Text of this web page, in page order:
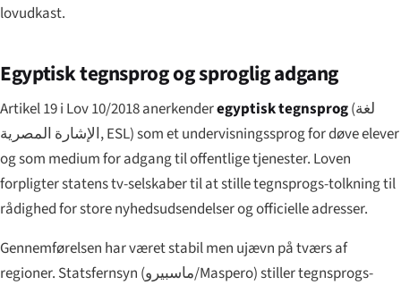
lovudkast.
Egyptisk tegnsprog og sproglig adgang
Artikel 19 i Lov 10/2018 anerkenderegyptisk tegnsprog(لغة
الإشارة المصرية, ESL) som et undervisningssprog for døve elever
og som medium for adgang til offentlige tjenester. Loven
forpligter statens tv-selskaber til at stille tegnsprogs-tolkning til
rådighed for store nyhedsudsendelser og officielle adresser.
Gennemførelsen har været stabil men ujævn på tværs af
regioner. Statsfernsyn (ماسبيرو/Maspero) stiller tegnsprogs-